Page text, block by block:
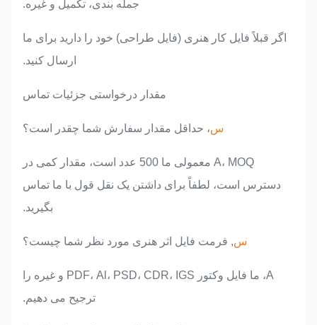
جمله بندی، تکمیل و غیره.
اگر قبلاً فایل کار هنری (فایل طراحی) خود را دارید برای ما
ارسال کنید.
مقدار درخواستی جزئیات تماس
، حداقل مقدار سفارش شما چقدر است؟
A، MOQ معمولی ما 500 عدد است، مقدار کمی در
دسترس است، لطفاً برای داشتن یک نقل قول با ما تماس
بگیرید.
, فرمت فایل اثر هنری مورد نظر شما چیست؟
A، ما فایل وکتور PDF، Al، PSD، CDR، IGS و غیره را
ترجیح می دهیم.